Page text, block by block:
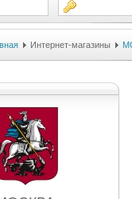
Интернет-магазины